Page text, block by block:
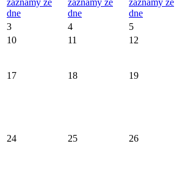
záznamy ze
dne
záznamy ze
dne
záznamy ze
dne
3
4 5
10
11 12
17 18 19
24 25 26